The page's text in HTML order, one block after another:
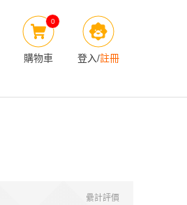
0
購物車 登入/註冊
纍計評價